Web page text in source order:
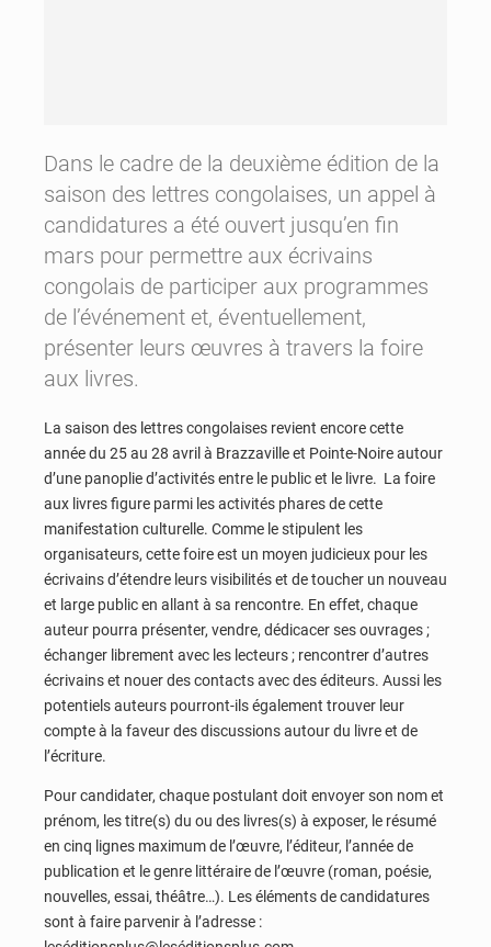
Dans le cadre de la deuxième édition de la
saison des lettres congolaises, un appel à
candidatures a été ouvert jusqu’en fin
mars pour permettre aux écrivains
congolais de participer aux programmes
de l’événement et, éventuellement,
présenter leurs œuvres à travers la foire
aux livres.
La saison des lettres congolaises revient encore cette
année du 25 au 28 avril à Brazzaville et Pointe-Noire autour
d’une panoplie d’activités entre le public et le livre. La foire
aux livres figure parmi les activités phares de cette
manifestation culturelle. Comme le stipulent les
organisateurs, cette foire est un moyen judicieux pour les
écrivains d’étendre leurs visibilités et de toucher un nouveau
et large public en allant à sa rencontre. En effet, chaque
auteur pourra présenter, vendre, dédicacer ses ouvrages ;
échanger librement avec les lecteurs ; rencontrer d’autres
écrivains et nouer des contacts avec des éditeurs. Aussi les
potentiels auteurs pourront-ils également trouver leur
compte à la faveur des discussions autour du livre et de
l’écriture.
Pour candidater, chaque postulant doit envoyer son nom et
prénom, les titre(s) du ou des livres(s) à exposer, le résumé
en cinq lignes maximum de l’œuvre, l’éditeur, l’année de
publication et le genre littéraire de l’œuvre (roman, poésie,
nouvelles, essai, théâtre…). Les éléments de candidatures
sont à faire parvenir à l’adresse :